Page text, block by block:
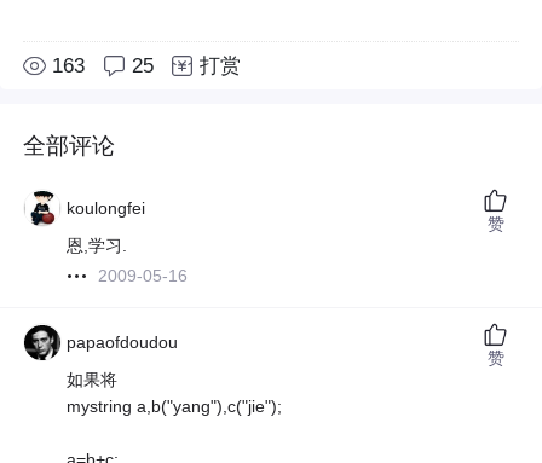
163 25 打赏
全部评论
koulongfei
恩,学习.
2009-05-16
赞
papaofdoudou
如果将
mystring a,b("yang"),c("jie");
赞